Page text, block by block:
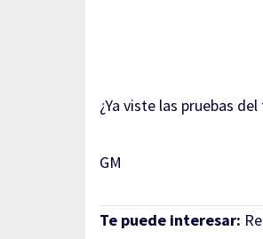
¿Ya viste las pruebas del
GM
Te puede interesar: